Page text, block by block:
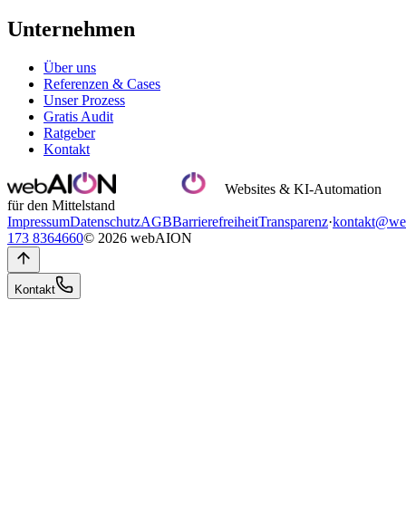
Unternehmen
Über uns
Referenzen & Cases
Unser Prozess
Gratis Audit
Ratgeber
Kontakt
Websites & KI-Automation
für den Mittelstand
ImpressumDatenschutzAGBBarrierefreiheitTransparenz·
173 8364660© 2026 webAION
Kontakt